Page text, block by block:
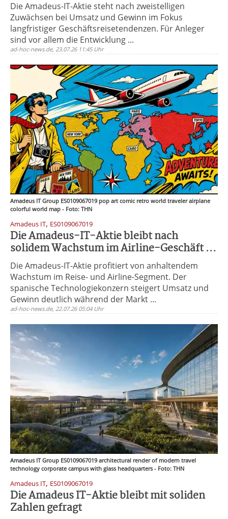
Die Amadeus-IT-Aktie steht nach zweistelligen
Zuwächsen bei Umsatz und Gewinn im Fokus
langfristiger Geschäftsreisetendenzen. Für Anleger
sind vor allem die Entwicklung ...
ad-hoc-news.de, 23.07.26 11:45 Uhr
Amadeus IT Group ES0109067019 pop art comic retro world traveler airplane
colorful world map - Foto: THN
Amadeus IT, ES0109067019
Die Amadeus-IT-Aktie bleibt nach
solidem Wachstum im Airline-Geschäft ...
Die Amadeus-IT-Aktie profitiert von anhaltendem
Wachstum im Reise- und Airline-Segment. Der
spanische Technologiekonzern steigert Umsatz und
Gewinn deutlich während der Markt ...
ad-hoc-news.de, 22.07.26 05:04 Uhr
Amadeus IT Group ES0109067019 architectural render of modern travel
technology corporate campus with glass headquarters - Foto: THN
Amadeus IT, ES0109067019
Die Amadeus IT-Aktie bleibt mit soliden
Zahlen gefragt